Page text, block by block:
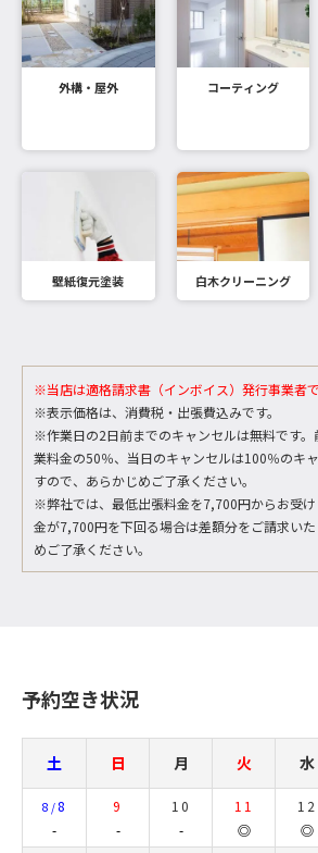
外構・屋外 コーティング
壁紙復元塗装 白木クリーニング
※当店は適格請求書（インボイス）発行事業者で
※表示価格は、消費税・出張費込みです。
※作業日の2日前までのキャンセルは無料です
業料金の50％、当日のキャンセルは100％のキ
すので、あらかじめご了承ください。
※弊社では、最低出張料金を7,700円からお受
金が7,700円を下回る場合は差額分をご請求い
めご了承ください。
予約空き状況
土 日 月 火 水
8/ 8
-
9
-
10
-
11
◎
12
◎